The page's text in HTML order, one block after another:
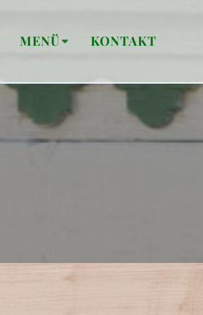
MENÜ KONTAKT